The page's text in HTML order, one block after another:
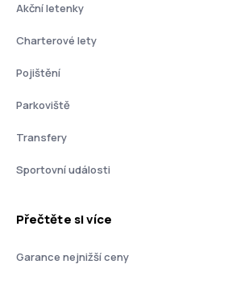
Akční letenky
Charterové lety
Pojištění
Parkoviště
Transfery
Sportovní události
Přečtěte si více
Garance nejnižší ceny